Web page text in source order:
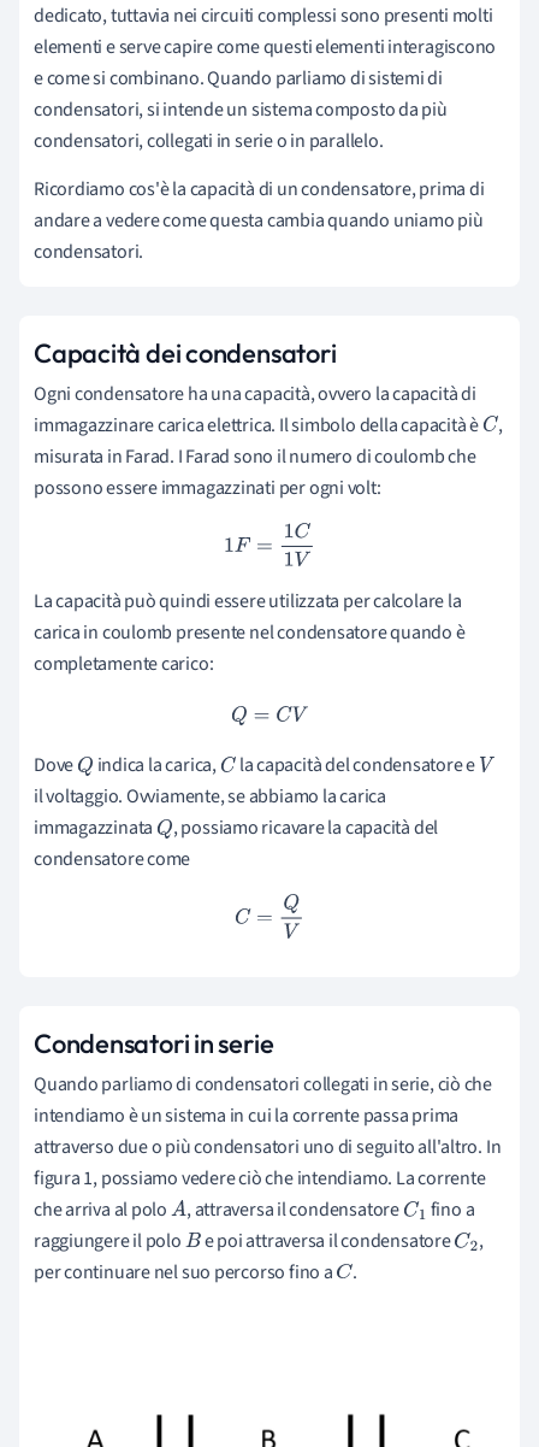
dedicato, tuttavia nei circuiti complessi sono presenti molti
elementi e serve capire come questi elementi interagiscono
e come si combinano. Quando parliamo di sistemi di
condensatori, si intende un sistema composto da più
condensatori, collegati in serie o in parallelo.
Ricordiamo cos'è la capacità di un condensatore, prima di
andare a vedere come questa cambia quando uniamo più
condensatori.
Capacità dei condensatori
Ogni condensatore ha una capacità, ovvero la capacità di
immagazzinare carica elettrica. Il simbolo della capacità èC ,
misurata in Farad. I Farad sono il numero di coulomb che
possono essere immagazzinati per ogni volt:
1F =1 C1V
La capacità può quindi essere utilizzata per calcolare la
carica in coulomb presente nel condensatore quando è
completamente carico:
Q= CV
DoveQ indica la carica,C la capacità del condensatore e V
il voltaggio. Ovviamente, se abbiamo la carica
immagazzinata Q, possiamo ricavare la capacità del
condensatore come
C=QV
Condensatori in serie
Quando parliamo di condensatori collegati in serie, ciò che
intendiamo è un sistema in cui la corrente passa prima
attraverso due o più condensatori uno di seguito all'altro. In
figura 1, possiamo vedere ciò che intendiamo. La corrente
che arriva al poloA , attraversa il condensatoreC1 fino a
raggiungere il poloB e poi attraversa il condensatoreC2 ,
per continuare nel suo percorso fino aC .